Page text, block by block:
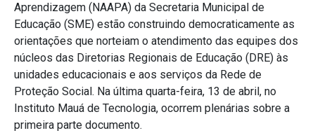
Aprendizagem (NAAPA) da Secretaria Municipal de
Educação (SME) estão construindo democraticamente as
orientações que norteiam o atendimento das equipes dos
núcleos das Diretorias Regionais de Educação (DRE) às
unidades educacionais e aos serviços da Rede de
Proteção Social. Na última quarta-feira, 13 de abril, no
Instituto Mauá de Tecnologia, ocorrem plenárias sobre a
primeira parte documento.